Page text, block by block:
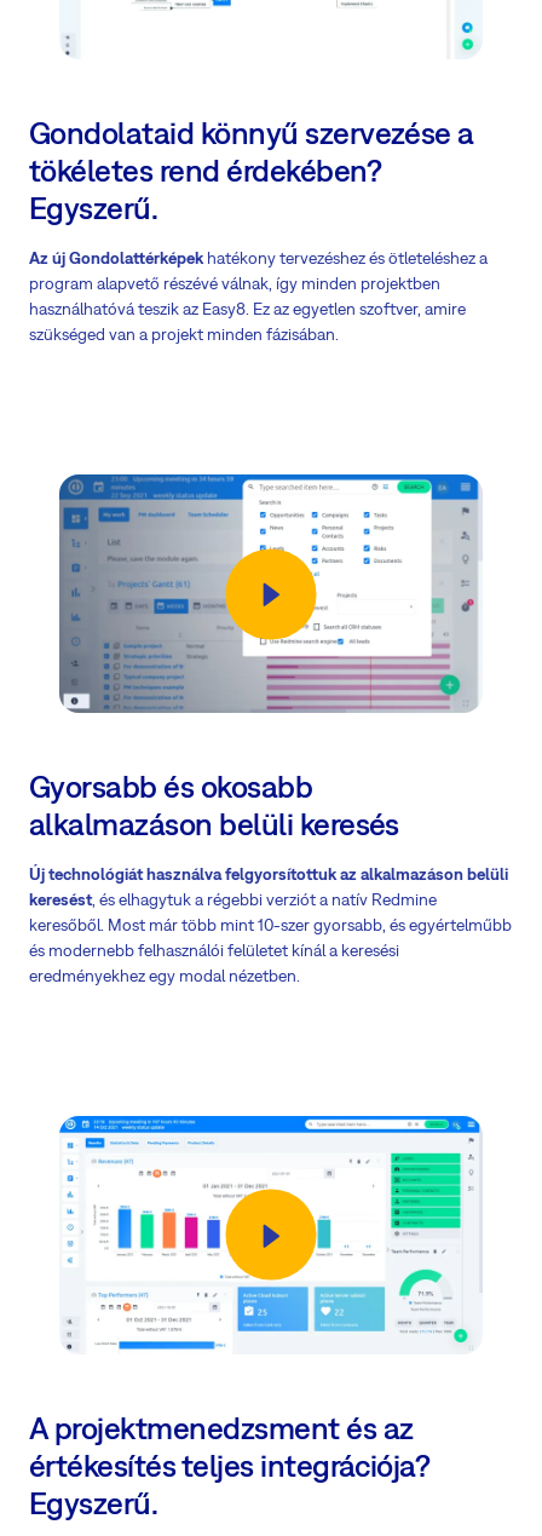
Gondolataid könnyű szervezése a
tökéletes rend érdekében?
Egyszerű.
Az új Gondolattérképek hatékony tervezéshez és ötleteléshez a
program alapvető részévé válnak, így minden projektben
használhatóvá teszik az Easy8. Ez az egyetlen szoftver, amire
szükséged van a projekt minden fázisában.
Gyorsabb és okosabb
alkalmazáson belüli keresés
Új technológiát használva felgyorsítottuk az alkalmazáson belüli
keresést, és elhagytuk a régebbi verziót a natív Redmine
keresőből. Most már több mint 10-szer gyorsabb, és egyértelműbb
és modernebb felhasználói felületet kínál a keresési
eredményekhez egy modal nézetben.
A projektmenedzsment és az
értékesítés teljes integrációja?
Egyszerű.